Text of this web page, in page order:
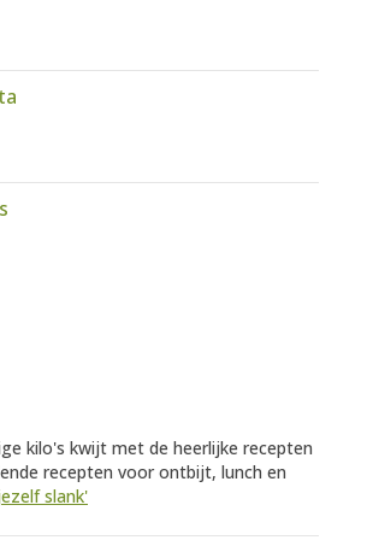
kilo's kwijt met de heerlijke recepten
recepten voor ontbijt, lunch en
slank'